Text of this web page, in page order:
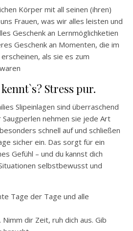
Körper mit all seinen (ihren)
Frauen, was wir alles leisten und
Geschenk an Lernmöglichketien
Geschenk an Momenten, die im
als sie es zum
Stress pur.
Slipeinlagen sind überraschend
nehmen sie jede Art
schnell auf und schließen
sicher ein. Das sorgt für ein
Gefühl – und du kannst dich
selbstbewusst und
Tage der Tage und alle
dir Zeit, ruh dich aus. Gib